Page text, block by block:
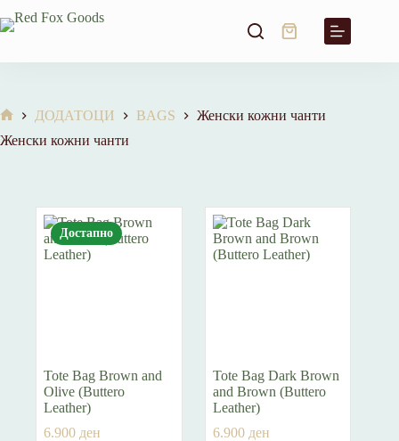
to
Shopping
ДОДАТОЦИ BAGS
Женски кожни чанти
Женски кожни чанти
Достапно
Tote Bag Brown and
Olive (Buttero
Leather)
6.900 ден
Tote Bag Dark Brown
and Brown (Buttero
Leather)
6.900 ден